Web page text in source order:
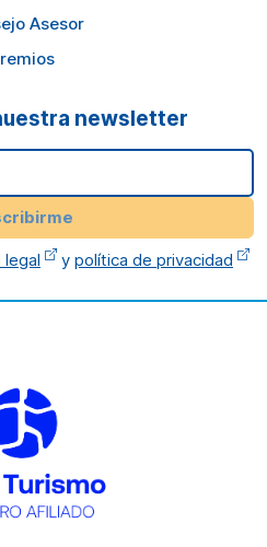
Asesor
newsletter
legal ypolítica de privacidad